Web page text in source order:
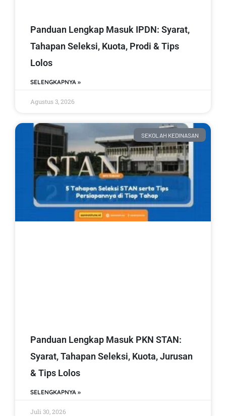
Panduan Lengkap Masuk IPDN: Syarat,
Tahapan Seleksi, Kuota, Prodi & Tips
Lolos
SELENGKAPNYA »
Agustus 3, 2026
SEKOLAH KEDINASAN
Panduan Lengkap Masuk PKN STAN:
Syarat, Tahapan Seleksi, Kuota, Jurusan
& Tips Lolos
SELENGKAPNYA »
Juli 30, 2026